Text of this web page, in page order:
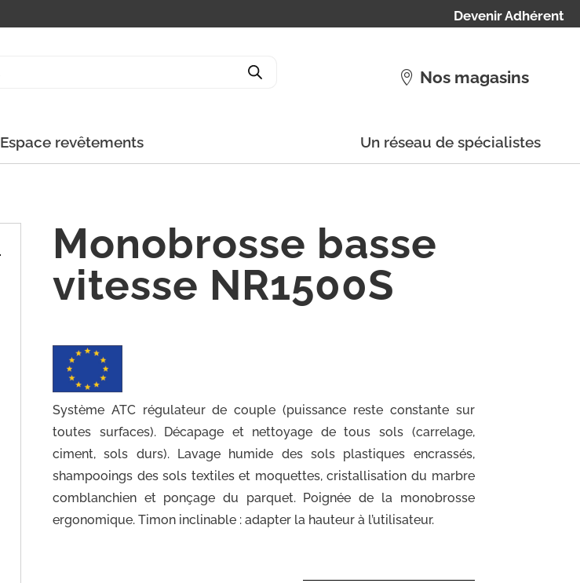
Devenir Adhérent
Nos magasins
Espace revêtements Un réseau de spécialistes
Monobrosse basse
vitesse NR1500S
Système ATC régulateur de couple (puissance reste constante sur
toutes surfaces). Décapage et nettoyage de tous sols (carrelage,
ciment, sols durs). Lavage humide des sols plastiques encrassés,
shampooings des sols textiles et moquettes, cristallisation du marbre
comblanchien et ponçage du parquet. Poignée de la monobrosse
ergonomique. Timon inclinable : adapter la hauteur à l’utilisateur.